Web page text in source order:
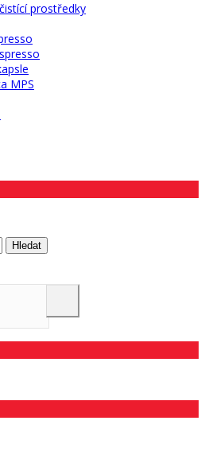
prostředky
MPS
Hledat